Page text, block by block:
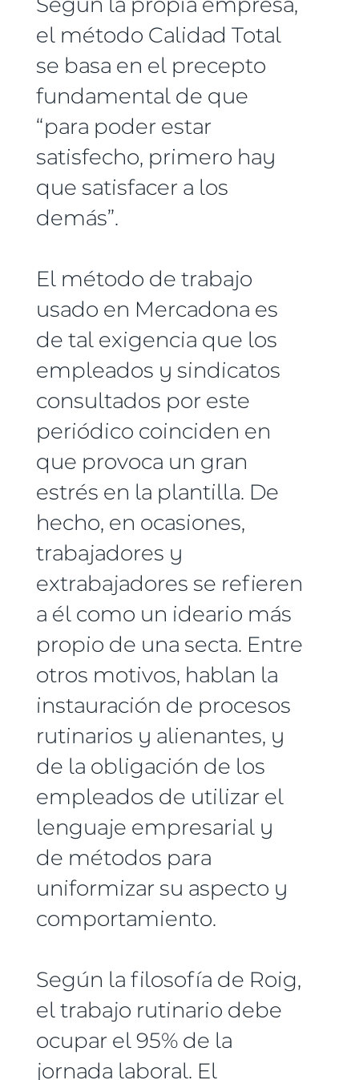
el método Calidad Total
se basa en el precepto
fundamental de que
“para poder estar
satisfecho, primero hay
que satisfacer a los
demás”.
El método de trabajo
usado en Mercadona es
de tal exigencia que los
empleados y sindicatos
consultados por este
periódico coinciden en
que provoca un gran
estrés en la plantilla. De
hecho, en ocasiones,
trabajadores y
extrabajadores se refieren
a él como un ideario más
propio de una secta. Entre
otros motivos, hablan la
instauración de procesos
rutinarios y alienantes, y
de la obligación de los
empleados de utilizar el
lenguaje empresarial y
de métodos para
uniformizar su aspecto y
comportamiento.
Según la filosofía de Roig,
el trabajo rutinario debe
ocupar el 95% de la
jornada laboral. El